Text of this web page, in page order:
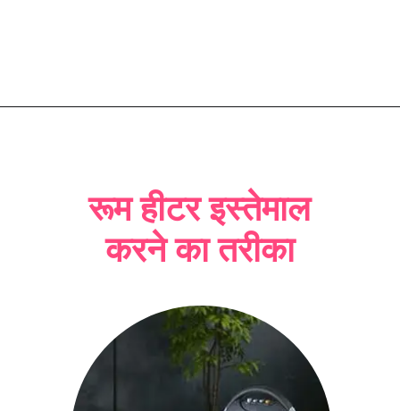
रूम हीटर इस्तेमाल
करने का तरीका